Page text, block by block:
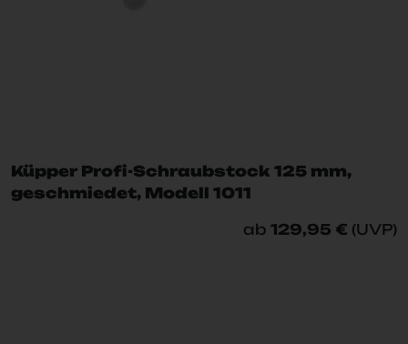
Küpper Profi-Schraubstock 125 mm,
geschmiedet, Modell 1011
ab 129,95 € (UVP)